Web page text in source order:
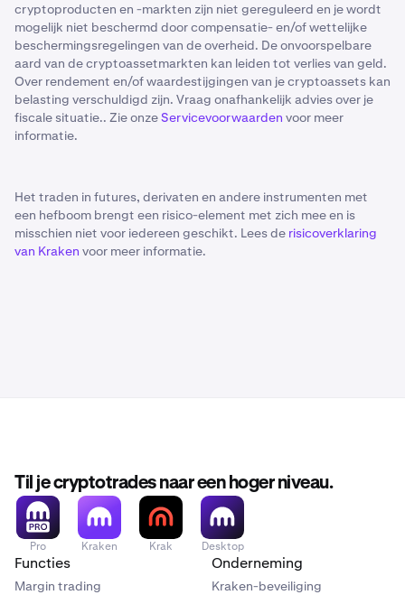
cryptoproducten en -markten zijn niet gereguleerd en je wordt
mogelijk niet beschermd door compensatie- en/of wettelijke
beschermingsregelingen van de overheid. De onvoorspelbare
aard van de cryptoassetmarkten kan leiden tot verlies van geld.
Over rendement en/of waardestijgingen van je cryptoassets kan
belasting verschuldigd zijn. Vraag onafhankelijk advies over je
fiscale situatie.. Zie onzeServicevoorwaarden voor meer
informatie.
Het traden in futures, derivaten en andere instrumenten met
een hefboom brengt een risico-element met zich mee en is
misschien niet voor iedereen geschikt. Lees de risicoverklaring
van Kraken voor meer informatie.
Til je cryptotrades naar een hoger niveau.
Pro Kraken Krak Desktop
Functies
Margin trading
Onderneming
Kraken-beveiliging